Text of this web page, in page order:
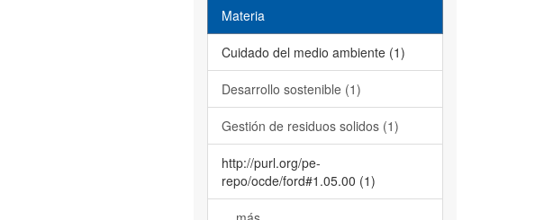
Materia
Cuidado del medio ambiente (1)
Desarrollo sostenible (1)
Gestión de residuos solidos (1)
http://purl.org/pe-
repo/ocde/ford#1.05.00 (1)